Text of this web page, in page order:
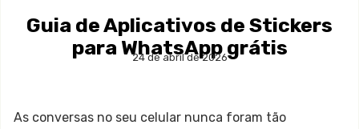
Guia de Aplicativos de Stickers
para WhatsApp grátis
24 de abril de 2026
As conversas no seu celular nunca foram tão